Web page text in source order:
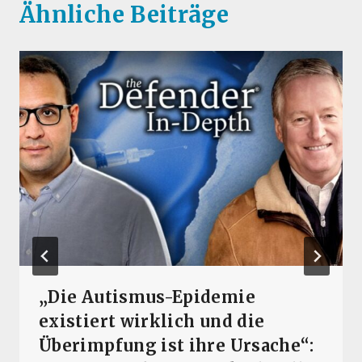
Ähnliche Beiträge
„Die Autismus-Epidemie
existiert wirklich und die
Überimpfung ist ihre Ursache“: